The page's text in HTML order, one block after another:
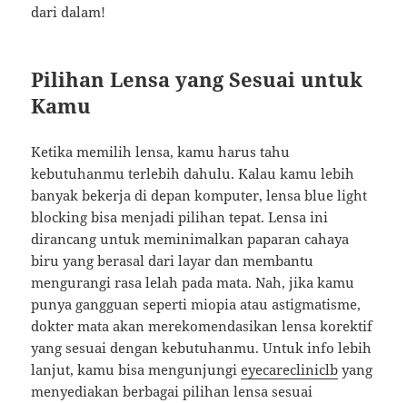
dari dalam!
Pilihan Lensa yang Sesuai untuk
Kamu
Ketika memilih lensa, kamu harus tahu
kebutuhanmu terlebih dahulu. Kalau kamu lebih
banyak bekerja di depan komputer, lensa blue light
blocking bisa menjadi pilihan tepat. Lensa ini
dirancang untuk meminimalkan paparan cahaya
biru yang berasal dari layar dan membantu
mengurangi rasa lelah pada mata. Nah, jika kamu
punya gangguan seperti miopia atau astigmatisme,
dokter mata akan merekomendasikan lensa korektif
yang sesuai dengan kebutuhanmu. Untuk info lebih
lanjut, kamu bisa mengunjungieyecarecliniclb yang
menyediakan berbagai pilihan lensa sesuai